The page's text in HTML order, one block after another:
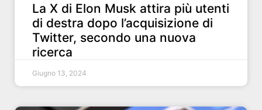
La X di Elon Musk attira più utenti
di destra dopo l’acquisizione di
Twitter, secondo una nuova
ricerca
Giugno 13, 2024